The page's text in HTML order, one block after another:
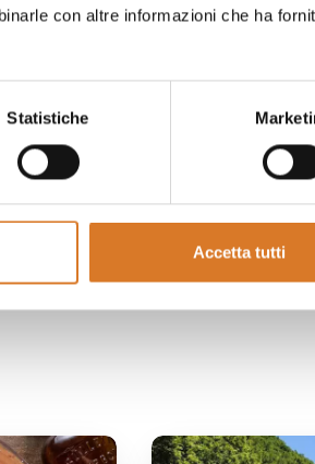
con altre informazioni che ha
Statistiche
Accetta tutti